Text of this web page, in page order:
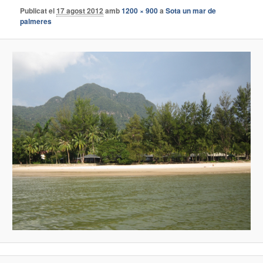
Publicat el17 agost 2012 amb1200 × 900aSota un mar de
palmeres